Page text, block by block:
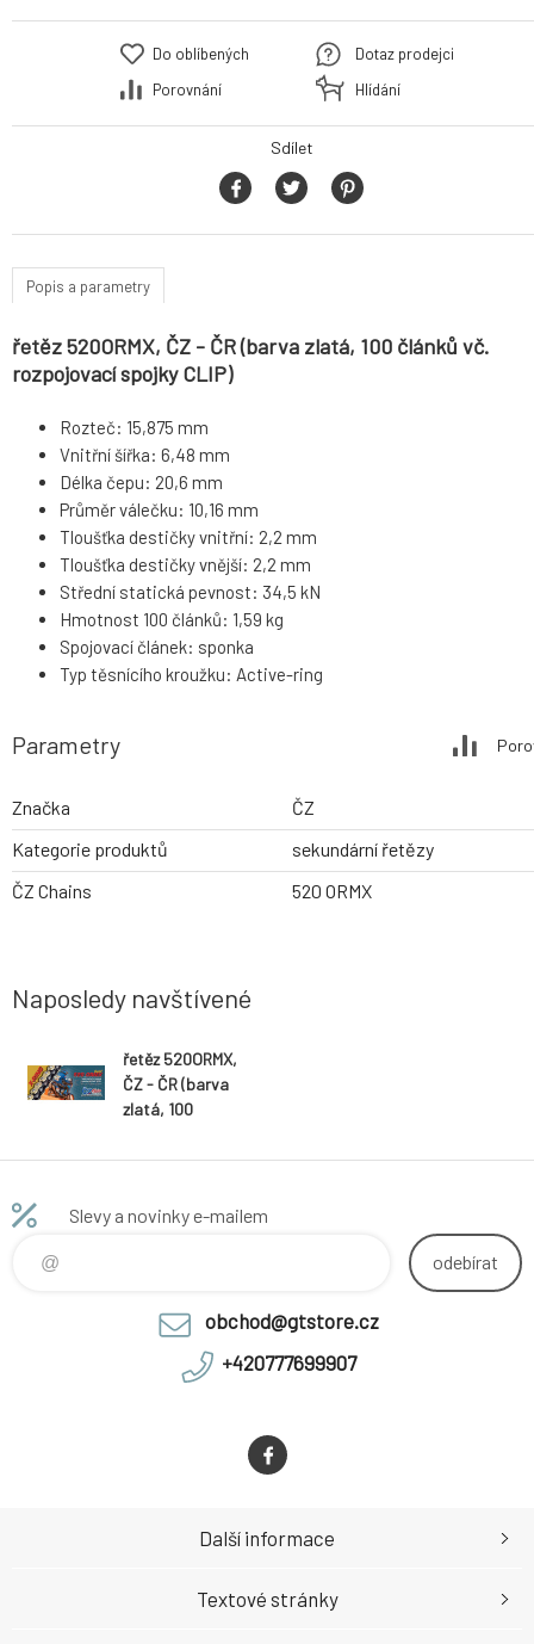
Do oblíbených
Porovnání
Dotaz prodejci
Hlídání
Sdílet
Popis a parametry
řetěz 520ORMX, ČZ - ČR (barva zlatá, 100 článků vč.
rozpojovací spojky CLIP)
Rozteč: 15,875 mm
Vnitřní šířka: 6,48 mm
Délka čepu: 20,6 mm
Průměr válečku: 10,16 mm
Tloušťka destičky vnitřní: 2,2 mm
Tloušťka destičky vnější: 2,2 mm
Střední statická pevnost: 34,5 kN
Hmotnost 100 článků: 1,59 kg
Spojovací článek: sponka
Typ těsnícího kroužku: Active-ring
Parametry
Značka
ČZ
Kategorie produktů
sekundární řetězy
ČZ Chains
520 ORMX
Naposledy navštívené
řetěz 520ORMX,
ČZ - ČR (barva
zlatá, 100
rozpojovací
Slevy a novinky e-mailem
odebírat
obchod@gtstore.cz
+420777699907
Další informace
Textové stránky